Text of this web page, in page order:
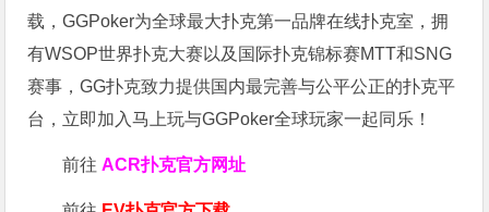
载，GGPoker为全球最大扑克第一品牌在线扑克室，拥
有WSOP世界扑克大赛以及国际扑克锦标赛MTT和SNG
赛事，GG扑克致力提供国内最完善与公平公正的扑克平
台，立即加入马上玩与GGPoker全球玩家一起同乐！
前往ACR扑克官方网址